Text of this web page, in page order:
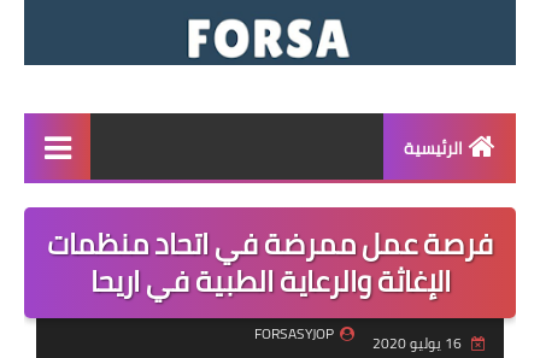
الرئيسية
القائمة
مناقصات
فرص عمل داخل سوريا
فرصة عمل ممرضة في اتحاد منظمات
الإغاثة والرعاية الطبية في اريحا
16 يوليو 2020
FORSASYJOP